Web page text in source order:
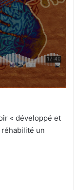
« développé et
réhabilité un